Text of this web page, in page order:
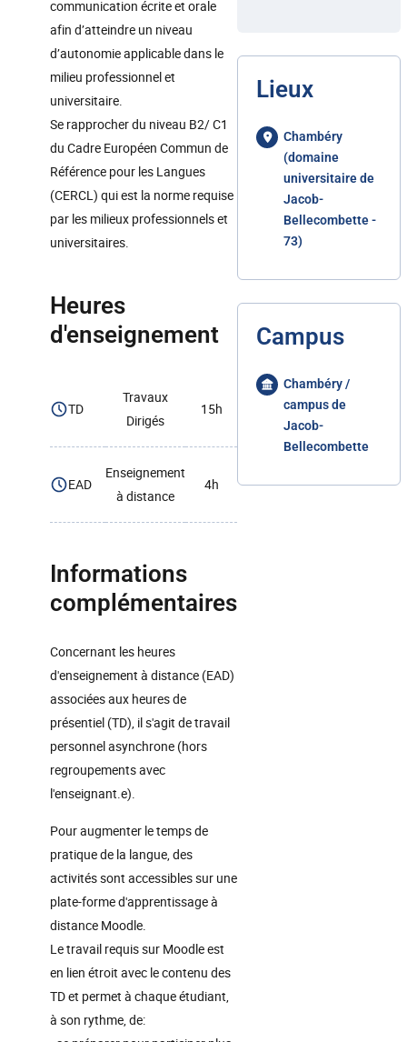
communication écrite et orale
afin d’atteindre un niveau
d’autonomie applicable dans le
milieu professionnel et
universitaire.
Se rapprocher du niveau B2/ C1
du Cadre Européen Commun de
Référence pour les Langues
(CERCL) qui est la norme requise
par les milieux professionnels et
universitaires.
Heures
d'enseignement
TD
Travaux
Dirigés
15h
EAD
Enseignement
à distance
4h
Informations
complémentaires
Concernant les heures
d'enseignement à distance (EAD)
associées aux heures de
présentiel (TD), il s'agit de travail
personnel asynchrone (hors
regroupements avec
l'enseignant.e).
Pour augmenter le temps de
pratique de la langue, des
activités sont accessibles sur une
plate-forme d'apprentissage à
distance Moodle.
Le travail requis sur Moodle est
en lien étroit avec le contenu des
TD et permet à chaque étudiant,
à son rythme, de:
Lieux
Chambéry
(domaine
universitaire de
Jacob-
Bellecombette -
73)
Campus
Chambéry /
campus de
Jacob-
Bellecombette